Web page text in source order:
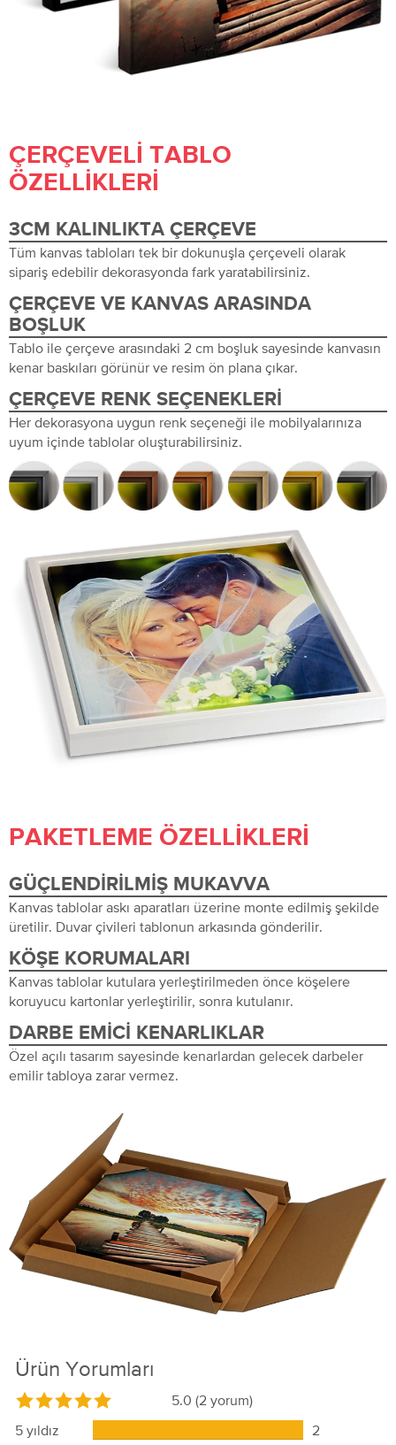
ÇERÇEVELI TABLO
ÖZELLIKLERI
3CM KALINLIKTA ÇERÇEVE
Tüm kanvas tabloları tek bir dokunuşla çerçeveli olarak
sipariş edebilir dekorasyonda fark yaratabilirsiniz.
ÇERÇEVE VE KANVAS ARASINDA
BOŞLUK
Tablo ile çerçeve arasındaki 2 cm boşluk sayesinde kanvasın
kenar baskıları görünür ve resim ön plana çıkar.
ÇERÇEVE RENK SEÇENEKLERI
Her dekorasyona uygun renk seçeneği ile mobilyalarınıza
uyum içinde tablolar oluşturabilirsiniz.
PAKETLEME ÖZELLIKLERI
GÜÇLENDIRILMIŞ MUKAVVA
Kanvas tablolar askı aparatları üzerine monte edilmiş şekilde
üretilir. Duvar çivileri tablonun arkasında gönderilir.
KÖŞE KORUMALARI
Kanvas tablolar kutulara yerleştirilmeden önce köşelere
koruyucu kartonlar yerleştirilir, sonra kutulanır.
DARBE EMICI KENARLIKLAR
Özel açılı tasarım sayesinde kenarlardan gelecek darbeler
emilir tabloya zarar vermez.
Ürün Yorumları
5.0 (2 yorum)
5 yıldız
2